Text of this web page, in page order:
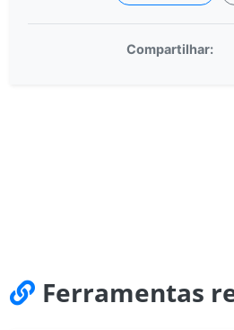
Compartilhar:
Ferramentas